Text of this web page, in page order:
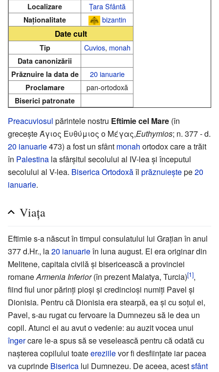
Localizare Țara Sfântă
Naționalitate bizantin
Date cult
Tip Cuvios, monah
Data canonizării
Prăznuire la data de
20 ianuarie
Proclamare pan-ortodoxă
Biserici patronate
Preacuviosul părintele nostru Eftimie cel Mare (în
grecește Άγιος Ευθύμιος ο Μέγας,Euthymios; n. 377 - d.
20 ianuarie473) a fost un sfânt monah ortodox care a trăit
în Palestina la sfârșitul secolului al IV-lea și începutul
secolului al V-lea. Biserica Ortodoxăîl prăznuieștepe20
ianuarie.
Viața
Eftimie s-a născut în timpul consulatului lui Grațian în anul
377 d.Hr., la20 ianuarieîn luna august. El era originar din
Melitene, capitala civilă și bisericească a provinciei
romaneArmenia Inferior(în prezent Malatya, Turcia)[1],
fiind fiul unor părinți pioși și credincioși numiți Pavel și
Dionisia. Pentru că Dionisia era stearpă, ea și cu soțul ei,
Pavel, s-au rugat cu fervoare la Dumnezeu să le dea un
copil. Atunci ei au avut o vedenie: au auzit vocea unui
îngercare le-a spus să se veselească pentru că odată cu
nașterea copilului toateereziilevor fi desființate iar pacea
va cuprinde Biserica lui Dumnezeu. De aceea, acestsfânt